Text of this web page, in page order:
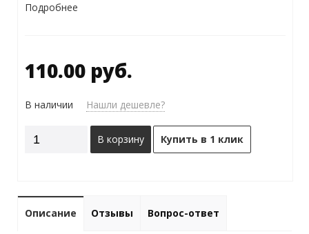
Подробнее
110.00 руб.
В наличии Нашли дешевле?
В корзину Купить в 1 клик
Описание Отзывы Вопрос-ответ